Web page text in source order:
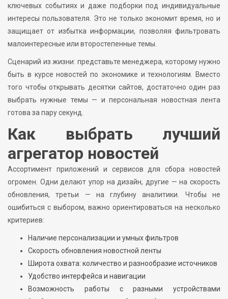
ключевых событиях и даже подборки под индивидуальные
интересы пользователя. Это не только экономит время, но и
защищает от избытка информации, позволяя фильтровать
малоинтересные или второстепенные темы.
Сценарий из жизни: представьте менеджера, которому нужно
быть в курсе новостей по экономике и технологиям. Вместо
того чтобы открывать десятки сайтов, достаточно один раз
выбрать нужные темы — и персональная новостная лента
готова за пару секунд.
Как выбрать лучший
агрегатор новостей
Ассортимент приложений и сервисов для сбора новостей
огромен. Одни делают упор на дизайн, другие — на скорость
обновления, третьи — на глубину аналитики. Чтобы не
ошибиться с выбором, важно ориентироваться на несколько
критериев:
Наличие персонализации и умных фильтров
Скорость обновления новостной ленты
Широта охвата: количество и разнообразие источников
Удобство интерфейса и навигации
Возможность работы с разными устройствами